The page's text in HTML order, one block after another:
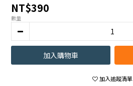
NT$390
數量
加入購物車
加入追蹤清單